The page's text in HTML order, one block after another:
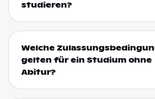
studieren?
Welche
gelten für ein Studium ohne
Abitur?